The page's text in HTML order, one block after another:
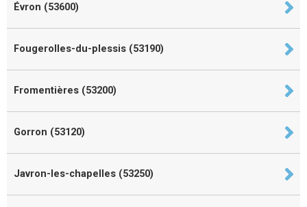
Évron (53600)
Fougerolles-du-plessis (53190)
Fromentières (53200)
Gorron (53120)
Javron-les-chapelles (53250)